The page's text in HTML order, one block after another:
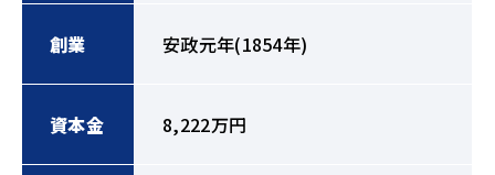
創業 安政元年(1854年)
資本金 8,222万円